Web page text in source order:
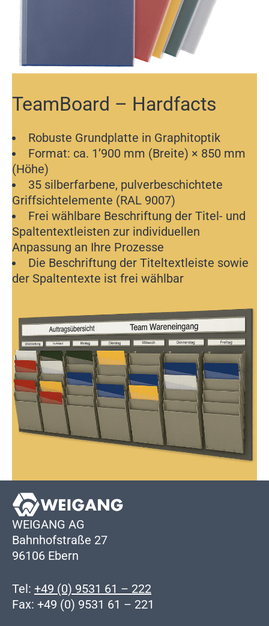
TeamBoard – Hardfacts
Robuste Grundplatte in Graphitoptik
Format: ca. 1’900 mm (Breite) × 850 mm
(Höhe)
35 silberfarbene, pulverbeschichtete
Griffsichtelemente (RAL 9007)
Frei wählbare Beschriftung der Titel- und
Spaltentextleisten zur individuellen
Anpassung an Ihre Prozesse
Die Beschriftung der Titeltextleiste sowie
der Spaltentexte ist frei wählbar
WEIGANG AG
Bahnhofstraße 27
96106 Ebern
Tel: +49 (0) 9531 61 – 222
Fax: +49 (0) 9531 61 – 221